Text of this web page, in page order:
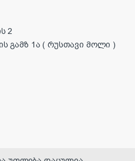
2
გამზ 1ა ( რუსთავი მოლი )